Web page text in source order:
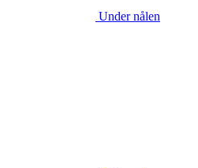
Under nålen